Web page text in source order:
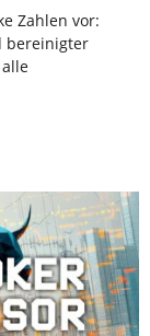
Zahlen vor:
bereinigter